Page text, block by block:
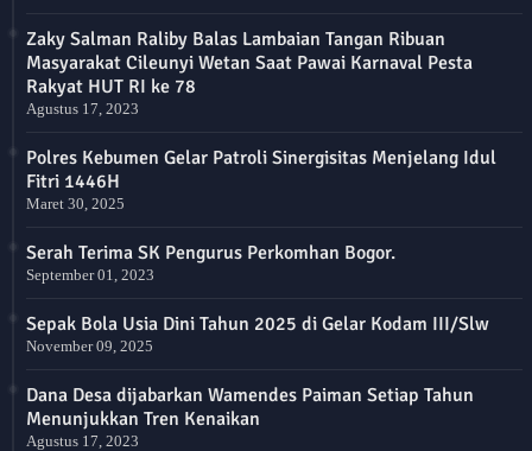
Zaky Salman Raliby Balas Lambaian Tangan Ribuan
Masyarakat Cileunyi Wetan Saat Pawai Karnaval Pesta
Rakyat HUT RI ke 78
Agustus 17, 2023
Polres Kebumen Gelar Patroli Sinergisitas Menjelang Idul
Fitri 1446H
Maret 30, 2025
Serah Terima SK Pengurus Perkomhan Bogor.
September 01, 2023
Sepak Bola Usia Dini Tahun 2025 di Gelar Kodam III/Slw
November 09, 2025
Dana Desa dijabarkan Wamendes Paiman Setiap Tahun
Menunjukkan Tren Kenaikan
Agustus 17, 2023